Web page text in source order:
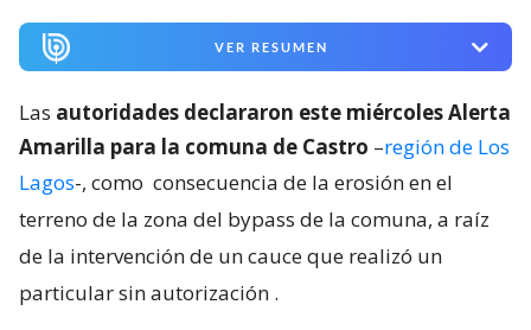
VER RESUMEN
Las autoridades declararon este miércoles Alerta
Amarilla para la comuna de Castro –región de Los
Lagos-, como consecuencia de la erosión en el
terreno de la zona del bypass de la comuna, a raíz
de la intervención de un cauce que realizó un
particular sin autorización .